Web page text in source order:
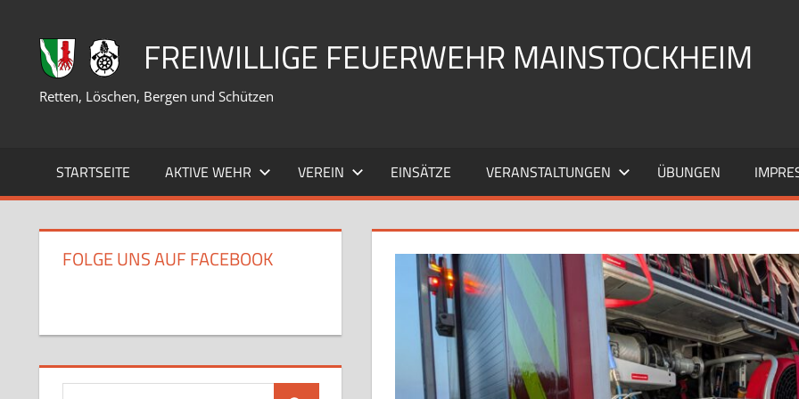
springen
FREIWILLIGE FEUERWEHR MAINSTOCKHEIM
Retten, Löschen, Bergen und Schützen
STARTSEITE AKTIVE WEHR VEREIN EINSÄTZE VERANSTALTUNGEN ÜBUNGEN
FOLGE UNS AUF FACEBOOK